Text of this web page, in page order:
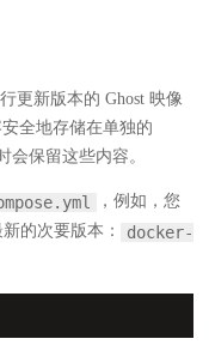
更新版本的 Ghost 映像
全地存储在单独的
会保留这些内容。
，例如，您
的次要版本：
docker-